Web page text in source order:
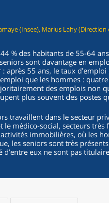
(Insee), Marius Lahy (Direction
% des habitants de 55-64
sont davantage en
après 55 ans, le taux
que les hommes :
des emplois non
plus souvent des postes
travaillent dans le secteur
le médico-social, secteurs
activités immobilières, où les
les seniors sont très
eux ne sont pas